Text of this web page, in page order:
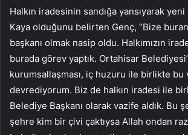
Halkın iradesinin sandığa yansıyarak
Kaya olduğunu belirten Genç, “Bize
başkanı olmak nasip oldu. Halkımızın
burada görev yaptık. Ortahisar
kurumsallaşması, iç huzuru ile birlikte
devrediyorum. Biz de halkın iradesi ile
Belediye Başkanı olarak vazife aldık. Bu
şehre kim bir çivi çaktıysa Allah ondan